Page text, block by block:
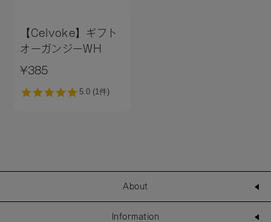
【Celvoke】ギフト
オーガンジーWH
¥385
About
Information